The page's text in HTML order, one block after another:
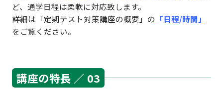
ど、通学日程は柔軟に対応致します。
詳細は「定期テスト対策講座の概要」の 「日程/時間」
をご覧ください。
講座の特長 ／ 03